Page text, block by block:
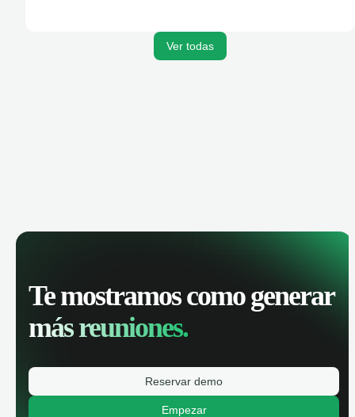
Ver todas
Te mostramos como generar
más reuniones.
Reservar demo
Empezar